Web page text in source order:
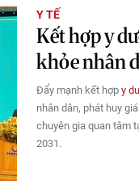
Y TẾ
Kết hợp y
khỏe nhân
Đẩy mạnh kết hợp y
nhân dân, phát huy
chuyên gia quan tâm
2031.